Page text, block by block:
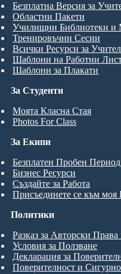
За Студенти
Моята Класна Стая
Photos For Class
Безплатна Версия за
Областни Пакети
Училищни Библиотеки и
Тренировъчни Сесии
Всички Ресурси за
Шаблони на Работни
Шаблони за Плакати
За Екипи
Безплатен Пробен
Бизнес Ресурси
Създайте за Работа
Присъединете се към моя
Политики
Разказ за Авторски
Условия за Ползване
Декларация за
Поверителност и